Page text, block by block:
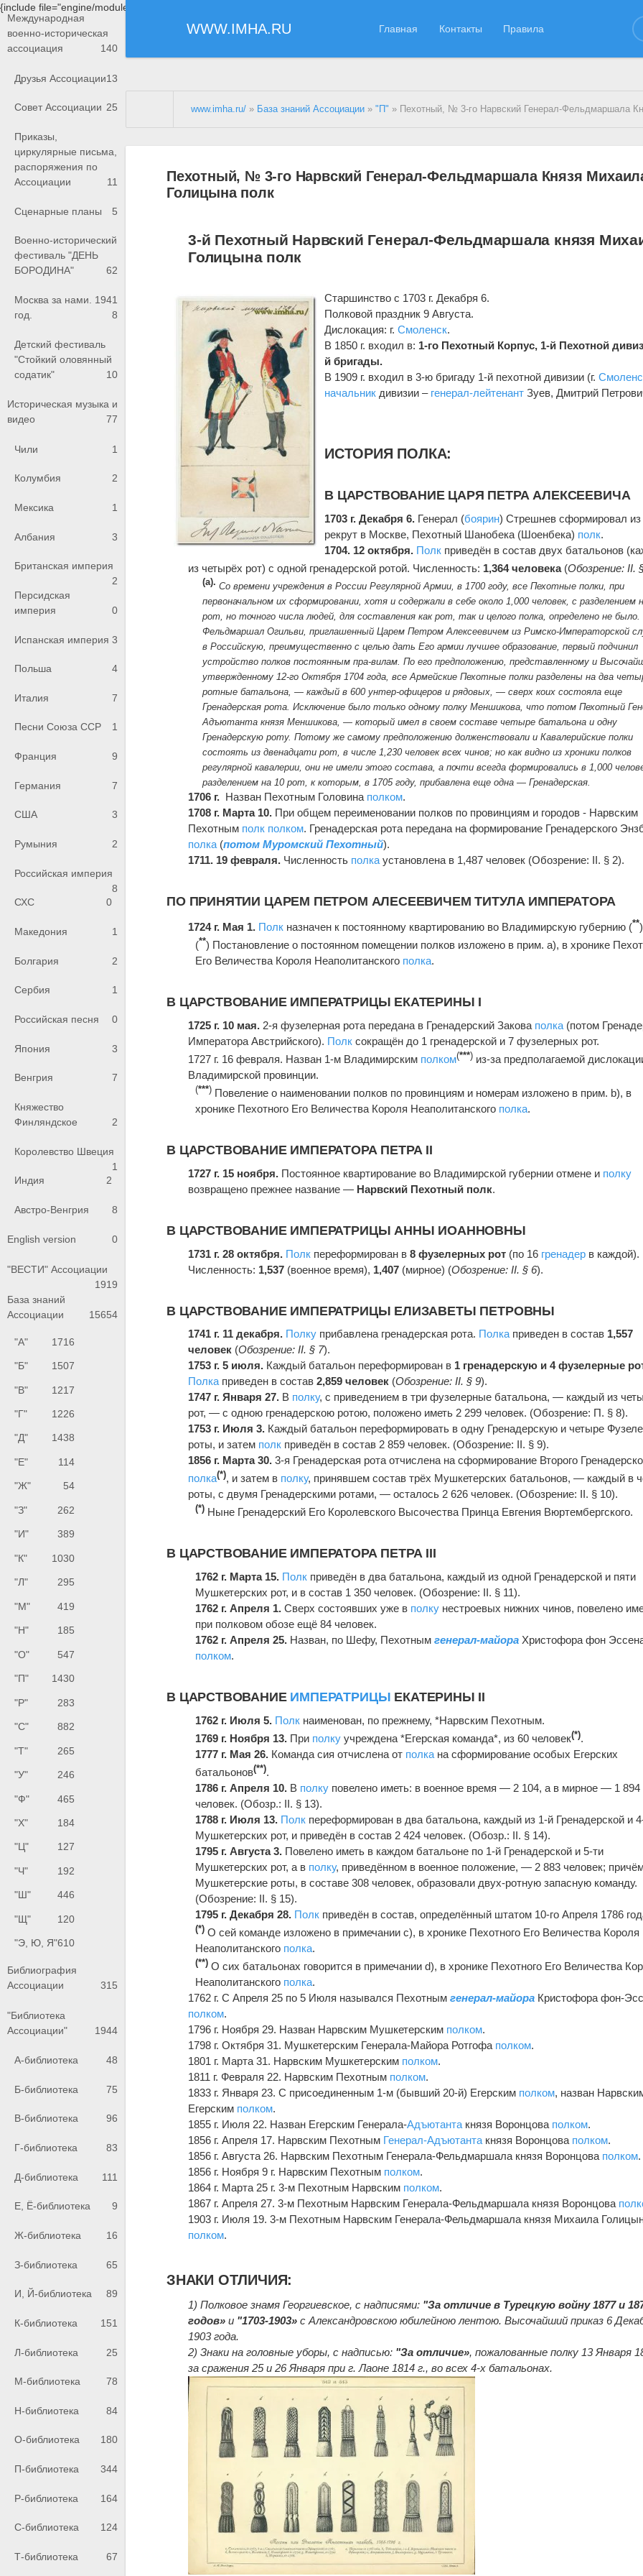
{include file="engine/modules/saperu/head.php"}
WWW.IMHA.RU Главная Контакты Правила
Международная
военно-историческая
ассоциация
140
Друзья Ассоциации13
Совет Ассоциации 25
Приказы,
циркулярные письма,
распоряжения по
Ассоциации
11
Сценарные планы 5
Военно-исторический
фестиваль "ДЕНЬ
БОРОДИНА"
62
Москва за нами. 1941
год.
8
Детский фестиваль
"Стойкий оловянный
содатик"
10
Историческая музыка и
видео
77
Чили 1
Колумбия 2
Мексика 1
Албания 3
Британская империя
2
Персидская
империя
0
Испанская империя 3
Польша 4
Италия 7
Песни Союза ССР 1
Франция 9
Германия 7
США 3
Румыния 2
Российская империя
8
СХС
0
Македония 1
Болгария 2
Сербия 1
Российская песня 0
Япония 3
Венгрия 7
Княжество
Финляндское
2
Королевство Швеция
1
Индия
2
Австро-Венгрия 8
English version 0
"ВЕСТИ" Ассоциации
1919
База знаний
Ассоциации
15654
"А" 1716
"Б" 1507
"В" 1217
"Г" 1226
"Д" 1438
"Е" 114
"Ж" 54
"З" 262
"И" 389
"К" 1030
"Л" 295
"М" 419
"Н" 185
"О" 547
"П" 1430
"Р" 283
"С" 882
"Т" 265
"У" 246
"Ф" 465
"Х" 184
"Ц" 127
"Ч" 192
"Ш" 446
"Щ" 120
"Э, Ю, Я"610
Библиография
Ассоциации
315
"Библиотека
Ассоциации"
1944
А-библиотека 48
Б-библиотека 75
В-библиотека 96
Г-библиотека 83
Д-библиотека 111
Е, Ё-библиотека 9
Ж-библиотека 16
З-библиотека 65
И, Й-библиотека 89
К-библиотека 151
Л-библиотека 25
М-библиотека 78
Н-библиотека 84
О-библиотека 180
П-библиотека 344
Р-библиотека 164
С-библиотека 124
Т-библиотека 67
www.imha.ru/ » База знаний Ассоциации »"П" » Пехотный, № 3-го Нарвский Генерал-Фельдмаршала Князя
Пехотный, № 3-го Нарвский Генерал-Фельдмаршала Князя
Голицына полк
3-й Пехотный Нарвский Генерал-Фельдмаршала князя
Голицына полк
Старшинство с 1703 г. Декабря 6.
Полковой праздник 9 Августа.
Дислокация: г.Смоленск.
В 1850 г. входил в: 1-го Пехотный Корпус, 1-й Пехотной
й бригады.
В 1909 г. входил в 3-ю бригаду 1-й пехотной дивизии (г.
начальник дивизии – генерал-лейтенант Зуев, Дмитрий
ИСТОРИЯ ПОЛКА:
В ЦАРСТВОВАНИЕ ЦАРЯ ПЕТРА АЛЕКСЕЕВИЧА
1703 г. Декабря 6. Генерал (боярин) Стрешнев сформировал из
рекрут в Москве, Пехотный Шанобека (Шоенбека) полк.
1704. 12 октября. Полк приведён в состав двух батальонов
из четырёх рот) с одной гренадерской ротой. Численность: 1,364 человека(Обозрение: II.
(а). Со времени учреждения в России Регулярной Армии, в 1700 году, все Пехотные полки, при
первоначальном их сформировании, хотя и содержали в себе около 1,000 человек, с разделением
рот, но точного числа людей, для составления как рот, так и целого полка, определено не было.
Фельдмаршал Огильви, приглашенный Царем Петром Алексеевичем из Римско-Императорской
в Российскую, преимущественно с целью дать Его армии лучшее образование, первый подчинил
устройство полков постоянным пра-вилам. По его предположению, представленному и
утвержденному 12-го Октября 1704 года, все Армейские Пехотные полки разделены на два
ротные батальона, — каждый в 600 унтер-офицеров и рядовых, — сверх коих состояла еще
Гренадерская рота. Исключение было только одному полку Меншикова, что потом Пехотный
Адъютанта князя Меншикова, — который имел в своем составе четыре батальона и одну
Гренадерскую роту. Потому же самому предположению долженствовали и Кавалерийские полки
состоять из двенадцати рот, в числе 1,230 человек всех чинов; но как видно из хроники полков
регулярной кавалерии, они не имели этого состава, а почти всегда формировались в 1,000
разделением на 10 рот, к которым, в 1705 году, прибавлена еще одна — Гренадерская.
1706 г. Назван Пехотным Головина полком.
1708 г. Марта 10. При общем переименовании полков по провинциям и городов - Нарвским
Пехотным полк полком. Гренадерская рота передана на формирование Гренадерского
полка (потом Муромский Пехотный).
1711. 19 февраля. Численность полка установлена в 1,487 человек (Обозрение: II. § 2).
ПО ПРИНЯТИИ ЦАРЕМ ПЕТРОМ АЛЕСЕЕВИЧЕМ ТИТУЛА ИМПЕРАТОРА
1724 г. Мая 1. Полк назначен к постоянному квартированию во Владимирскую губернию (**
(**) Постановление о постоянном помещении полков изложено в прим. а), в хронике
Его Величества Короля Неаполитанского полка.
В ЦАРСТВОВАНИЕ ИМПЕРАТРИЦЫ ЕКАТЕРИНЫ I
1725 г. 10 мая. 2-я фузелерная рота передана в Гренадерский Закова полка (потом
Императора Австрийского). Полк сокращён до 1 гренадерской и 7 фузелерных рот.
1727 г. 16 февраля. Назван 1-м Владимирским полком(***) из-за предполагаемой
Владимирской провинции.
(***) Повеление о наименовании полков по провинциям и номерам изложено в прим. b), в
хронике Пехотного Его Величества Короля Неаполитанского полка.
В ЦАРСТВОВАНИЕ ИМПЕРАТОРА ПЕТРА II
1727 г. 15 ноября. Постоянное квартирование во Владимирской губернии отмене и полку
возвращено прежнее название — Нарвский Пехотный полк.
В ЦАРСТВОВАНИЕ ИМПЕРАТРИЦЫ АННЫ ИОАННОВНЫ
1731 г. 28 октября. Полк переформирован в8 фузелерных рот (по 16 гренадер в каждой).
Численность: 1,537 (военное время), 1,407 (мирное) (Обозрение: II. § 6).
В ЦАРСТВОВАНИЕ ИМПЕРАТРИЦЫ ЕЛИЗАВЕТЫ ПЕТРОВНЫ
1741 г. 11 декабря. Полку прибавлена гренадерская рота. Полка приведен в состав 1,557
человек (Обозрение: II. § 7).
1753 г. 5 июля. Каждый батальон переформирован в 1 гренадерскую и 4 фузелерные
Полка приведен в состав2,859 человек (Обозрение: II. § 9).
1747 г. Января 27. В полку, с приведением в три фузелерные батальона, — каждый из
рот, — с одною гренадерскою ротою, положено иметь 2 299 человек. (Обозрение: П. § 8).
1753 г. Июля 3. Каждый батальон переформировать в одну Гренадерскую и четыре
роты, и затем полк приведён в состав 2 859 человек. (Обозрение: II. § 9).
1856 г. Марта 30.3-я Гренадерская рота отчислена на сформирование Второго
полка(*), и затем в полку, принявшем состав трёх Мушкетерских батальонов, — каждый в
роты, с двумя Гренадерскими ротами, — осталось 2 626 человек. (Обозрение: II. § 10).
(*) Ныне Гренадерский Его Королевского Высочества Принца Евгения Вюртембергского.
В ЦАРСТВОВАНИЕ ИМПЕРАТОРА ПЕТРА III
1762 г. Марта 15. Полк приведён в два батальона, каждый из одной Гренадерской и пяти
Мушкетерских рот, и в состав 1 350 человек. (Обозрение: II. § 11).
1762 г. Апреля 1. Сверх состоявших уже в полку нестроевых нижних чинов, повелено
при полковом обозе ещё 84 человек.
1762 г. Апреля 25. Назван, по Шефу, Пехотнымгенерал-майора Христофора фон
полком.
В ЦАРСТВОВАНИЕ ИМПЕРАТРИЦЫ ЕКАТЕРИНЫ II
1762 г. Июля 5. Полк наименован, по прежнему, *Нарвским Пехотным.
1769 г. Ноября 13. При полку учреждена *Егерская команда*, из 60 человек(*).
1777 г. Мая 26. Команда сия отчислена от полка на сформирование особых Егерских
батальонов(**).
1786 г. Апреля 10. В полку повелено иметь: в военное время — 2 104, а в мирное — 1 894
человек. (Обозр.: II. § 13).
1788 г. Июля 13. Полк переформирован в два батальона, каждый из 1-й Гренадерской и
Мушкетерских рот, и приведён в состав 2 424 человек. (Обозр.: II. § 14).
1795 г. Августа 3. Повелено иметь в каждом батальоне по 1-й Гренадерской и 5-ти
Мушкетерских рот, а в полку, приведённом в военное положение, — 2 883 человек;
Мушкетерские роты, в составе 308 человек, образовали двух-ротную запасную команду.
(Обозрение: II. § 15).
1795 г. Декабря 28. Полк приведён в состав, определённый штатом 10-го Апреля 1786
(*) О сей команде изложено в примечании с), в хронике Пехотного Его Величества Короля
Неаполитанского полка.
(**) О сих батальонах говорится в примечании d), в хронике Пехотного Его Величества
Неаполитанского полка.
1762 г. С Апреля 25 по 5 Июля назывался Пехотнымгенерал-майора Кристофора фон-
полком.
1796 г. Ноября 29. Назван Нарвским Мушкетерским полком.
1798 г. Октября 31. Мушкетерским Генерала-Майора Ротгофа полком.
1801 г. Марта 31. Нарвским Мушкетерским полком.
1811 г. Февраля 22. Нарвским Пехотным полком.
1833 г. Января 23. С присоединенным 1-м (бывший 20-й) Егерским полком, назван
Егерским полком.
1855 г. Июля 22. Назван Егерским Генерала-Адъютанта князя Воронцова полком.
1856 г. Апреля 17. Нарвским Пехотным Генерал-Адъютанта князя Воронцова полком.
1856 г. Августа 26. Нарвским Пехотным Генерала-Фельдмаршала князя Воронцова полком.
1856 г. Ноября 9 г. Нарвским Пехотным полком.
1864 г. Марта 25 г. 3-м Пехотным Нарвским полком.
1867 г. Апреля 27. 3-м Пехотным Нарвским Генерала-Фельдмаршала князя Воронцова
1903 г. Июля 19. 3-м Пехотным Нарвским Генерала-Фельдмаршала князя Михаила
полком.
ЗНАКИ ОТЛИЧИЯ:
1) Полковое знамя Георгиевское, с надписями: "За отличие в Турецкую войну 1877 и
годов» и "1703-1903» с Александровскою юбилейною лентою. Высочайший приказ 6
1903 года.
2) Знаки на головные уборы, с надписью: "За отличие», пожалованные полку 13 Января
за сражения 25 и 26 Января при г. Лаоне 1814 г., во всех 4-х батальонах.